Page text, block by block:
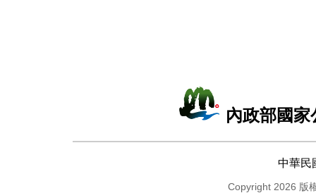
內政部國
中華民
Copyright 2026 版